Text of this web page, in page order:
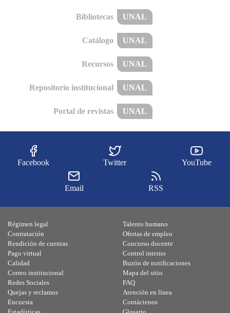
Bibliotecas UNAL
Catálogo UNAL
Recursos UNAL
Repositorio institucional UNAL
Portal de revistas UNAL
Facebook Twitter YouTube
Email RSS
Régimen legal
Contratación
Rendición de cuentas
Pago virtual
Calidad
Talento humano
Ofertas de empleo
Concurso docente
Control interno
Buzón de notificaciones
Correo institucional
Redes Sociales
Quejas y reclamos
Encuesta
Mapa del sitio
FAQ
Atención en línea
Contáctenos